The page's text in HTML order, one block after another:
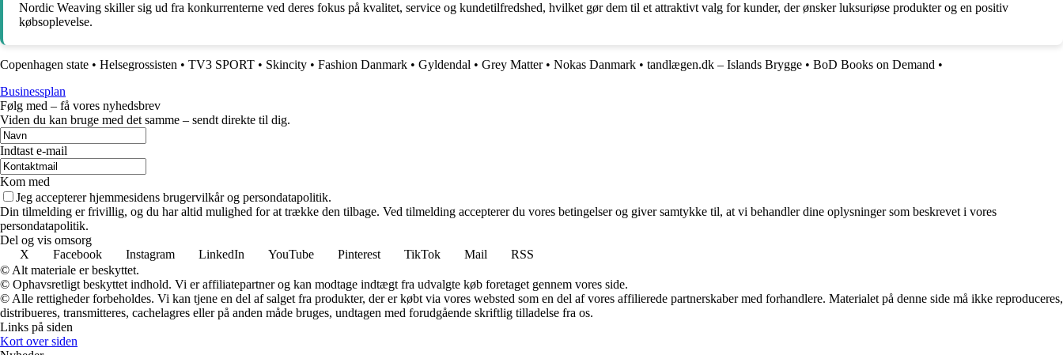
Nordic Weaving skiller sig ud fra konkurrenterne ved deres fokus på kvalitet, service og kundetilfredshed, hvilket gør dem til et attraktivt valg for kunder, der ønsker luksuriøse produkter og en positiv
købsoplevelse.
Copenhagen state • Helsegrossisten • TV3 SPORT • Skincity • Fashion Danmark • Gyldendal • Grey Matter• Nokas Danmark • tandlægen.dk – Islands Brygge • BoD Books on Demand •
Businessplan
Følg med – få vores nyhedsbrev
Viden du kan bruge med det samme – sendt direkte til dig.
Indtast e-mail
Kom med
Jeg accepterer hjemmesidens brugervilkår og persondatapolitik.
Din tilmelding er frivillig, og du har altid mulighed for at trække den tilbage. Ved tilmelding accepterer du vores betingelser og giver samtykke til, at vi behandler dine oplysninger som beskrevet i vores
persondatapolitik.
Del og vis omsorg
X
Facebook Instagram LinkedIn YouTube Pinterest TikTok Mail
RSS
© Alt materiale er beskyttet.
© Ophavsretligt beskyttet indhold. Vi er affiliatepartner og kan modtage indtægt fra udvalgte køb foretaget gennem vores side.
© Alle rettigheder forbeholdes. Vi kan tjene en del af salget fra produkter, der er købt via vores websted som en del af vores affilierede partnerskaber med forhandlere. Materialet på denne side må ikke reproduceres,
distribueres, transmitteres, cachelagres eller på anden måde bruges, undtagen med forudgående skriftlig tilladelse fra os.
Links på siden
Kort over siden